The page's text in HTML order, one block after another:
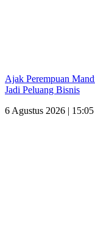
Ajak Perempuan
Jadi Peluang Bisnis
6 Agustus 2026 |